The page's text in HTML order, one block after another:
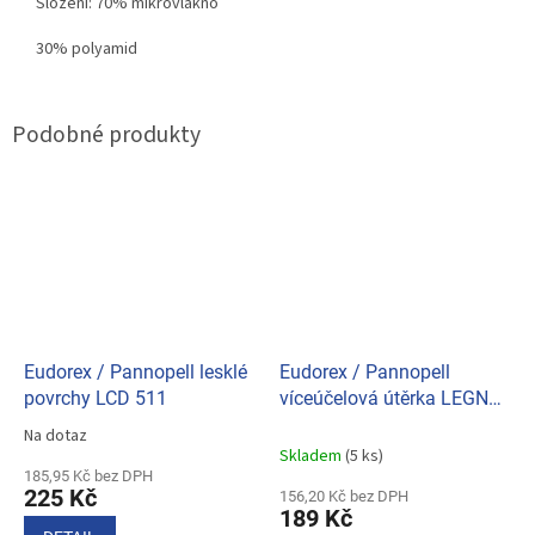
30% polyamid
Eudorex / Pannopell lesklé
povrchy LCD 511
Průměrné
produktu
je
5,0
Na dotaz
185,95 Kč bez DPH
225 Kč
Eudorex / Pannopell
víceúčelová útěrka LEGNO
Skladem (5 ks)
156,20 Kč bez DPH
189 Kč